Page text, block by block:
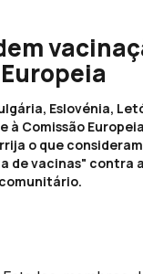
Eslovénia,
à Comissão
o que
de vacinas" contra